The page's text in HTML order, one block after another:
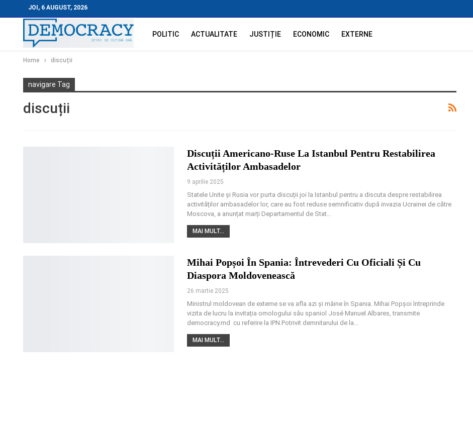
JOI, 6 AUGUST, 2026
POLITIC ACTUALITATE JUSTIȚIE ECONOMIC EXTERNE
Home discuții
navigare Tag
discuții
Discuții Americano-Ruse La Istanbul Pentru Restabilirea
Activităților Ambasadelor
9 aprilie 2025
Statele Unite și Rusia vor purta discuții joi la Istanbul pentru a discuta despre restabilirea
activităților ambasadelor lor, care au fost reduse semnificativ după invazia Ucrainei de către
Moscova, a anunțat marți Departamentul de Stat
MAI MULT...
Mihai Popșoi În Spania: Întrevederi Cu Oficiali Și Cu
Diaspora Moldovenească
26 martie 2025
Ministrul moldovean de externe se va afla azi și mâine în Spania. Mihai Popșoi întreprinde
vizita de lucru la invitația omologului său spaniol José Manuel Albares, transmite
democracy.md cu referire la IPN.Potrivit demnitarului de la
MAI MULT...